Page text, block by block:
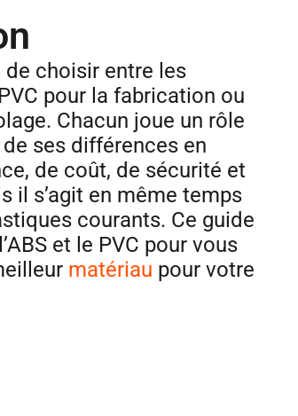
choisir entre les
pour la fabrication ou
Chacun joue un rôle
ses différences en
de coût, de sécurité et
il s’agit en même temps
courants. Ce guide
et le PVC pour vous
matériau pour votre